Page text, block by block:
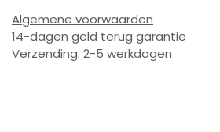
Algemene voorwaarden
14-dagen geld terug garantie
Verzending: 2-5 werkdagen